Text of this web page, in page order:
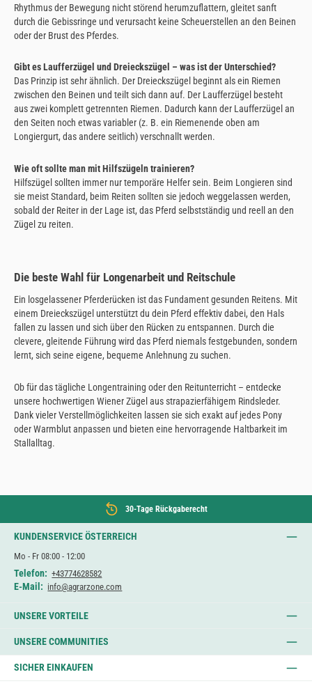
Rhythmus der Bewegung nicht störend herumzuflattern, gleitet sanft
durch die Gebissringe und verursacht keine Scheuerstellen an den Beinen
oder der Brust des Pferdes.
Gibt es Laufferzügel und Dreieckszügel – was ist der Unterschied?
Das Prinzip ist sehr ähnlich. Der Dreieckszügel beginnt als ein Riemen
zwischen den Beinen und teilt sich dann auf. Der Laufferzügel besteht
aus zwei komplett getrennten Riemen. Dadurch kann der Laufferzügel an
den Seiten noch etwas variabler (z. B. ein Riemenende oben am
Longiergurt, das andere seitlich) verschnallt werden.
Wie oft sollte man mit Hilfszügeln trainieren?
Hilfszügel sollten immer nur temporäre Helfer sein. Beim Longieren sind
sie meist Standard, beim Reiten sollten sie jedoch weggelassen werden,
sobald der Reiter in der Lage ist, das Pferd selbstständig und reell an den
Zügel zu reiten.
Die beste Wahl für Longenarbeit und Reitschule
Ein losgelassener Pferderücken ist das Fundament gesunden Reitens. Mit
einem Dreieckszügel unterstützt du dein Pferd effektiv dabei, den Hals
fallen zu lassen und sich über den Rücken zu entspannen. Durch die
clevere, gleitende Führung wird das Pferd niemals festgebunden, sondern
lernt, sich seine eigene, bequeme Anlehnung zu suchen.
Ob für das tägliche Longentraining oder den Reitunterricht – entdecke
unsere hochwertigen Wiener Zügel aus strapazierfähigem Rindsleder.
Dank vieler Verstellmöglichkeiten lassen sie sich exakt auf jedes Pony
oder Warmblut anpassen und bieten eine hervorragende Haltbarkeit im
Stallalltag.
30-Tage Rückgaberecht
KUNDENSERVICE ÖSTERREICH
Mo - Fr 08:00 - 12:00
Telefon: +43774628582
E-Mail: info@agrarzone.com
UNSERE VORTEILE
UNSERE COMMUNITIES
SICHER EINKAUFEN